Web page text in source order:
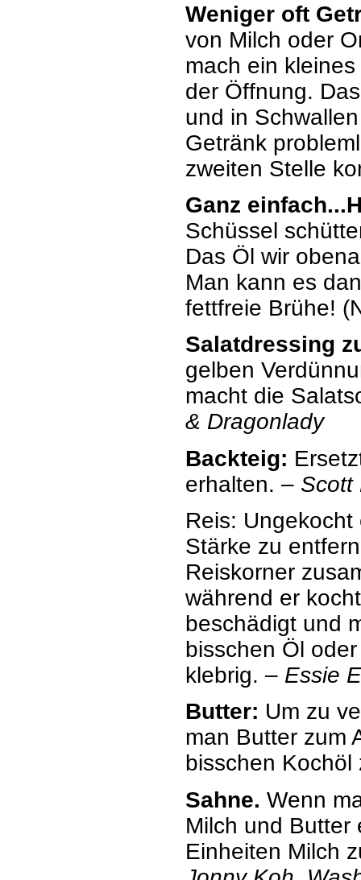
Weniger oft
von Milch oder
mach ein
der Öffnung.
und in
Getränk
zweiten Stelle
Ganz
Schüssel
Das Öl wir
Man kann es
fettfreie Brühe!
Salatdressing
gelben
macht die
& Dragonlady
Backteig:
erhalten. – Scott
Reis:
Stärke zu
Reiskorner
während er
beschädigt und
bisschen Öl
klebrig. – Essie
Butter: Um zu
man Butter zum
bisschen
Sahne. Wenn
Milch und Butter
Einheiten Milch